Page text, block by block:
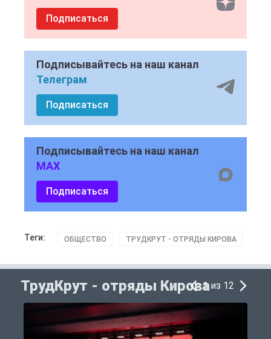
Подписаться
Подписывайтесь на наш канал
Телеграм
Подписаться
Подписывайтесь на наш канал
MAX
Подписаться
Теги: ОБЩЕСТВО ТРУДКРУТ - ОТРЯДЫ КИРОВА
ТрудКрут - отряды Кирова1 из 12